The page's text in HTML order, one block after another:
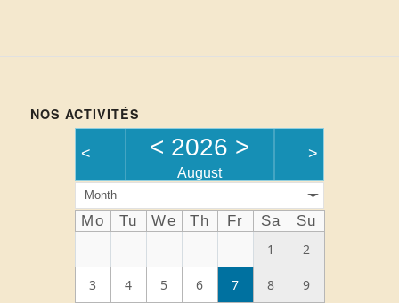
NOS ACTIVITÉS
< < 2026 >
August
>
Month
Mo Tu We Th Fr Sa
Su
1
2
3 4 5 6 7 8 9